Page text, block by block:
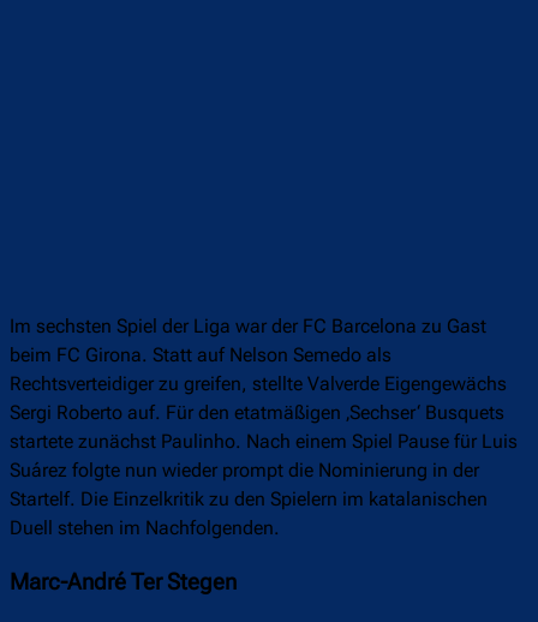
Im sechsten Spiel der Liga war der FC Barcelona zu Gast
beim FC Girona. Statt auf Nelson Semedo als
Rechtsverteidiger zu greifen, stellte Valverde Eigengewächs
Sergi Roberto auf. Für den etatmäßigen ‚Sechser‘ Busquets
startete zunächst Paulinho. Nach einem Spiel Pause für Luis
Suárez folgte nun wieder prompt die Nominierung in der
Startelf. Die Einzelkritik zu den Spielern im katalanischen
Duell stehen im Nachfolgenden.
Marc-André Ter Stegen